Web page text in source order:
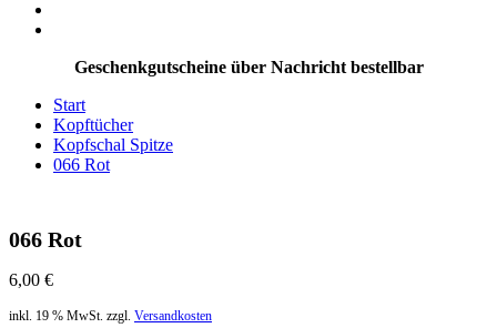
Geschenkgutscheine über Nachricht bestellbar
Start
Kopftücher
Kopfschal Spitze
066 Rot
066 Rot
6,00 €
inkl. 19 % MwSt. zzgl. Versandkosten